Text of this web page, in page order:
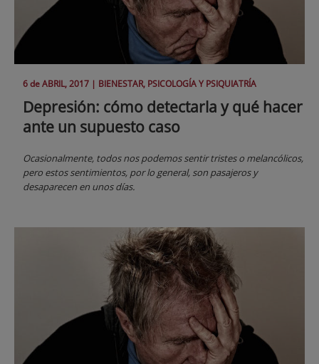
6 deABRIL, 2017 | BIENESTAR, PSICOLOGÍA Y PSIQUIATRÍA
Depresión: cómo detectarla y qué hacer
ante un supuesto caso
Ocasionalmente, todos nos podemos sentir tristes o melancólicos,
pero estos sentimientos, por lo general, son pasajeros y
desaparecen en unos días.